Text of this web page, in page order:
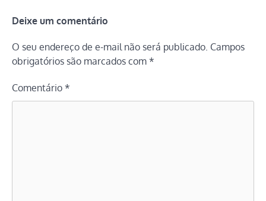
Deixe um comentário
O seu endereço de e-mail não será publicado. Campos
obrigatórios são marcados com *
Comentário *